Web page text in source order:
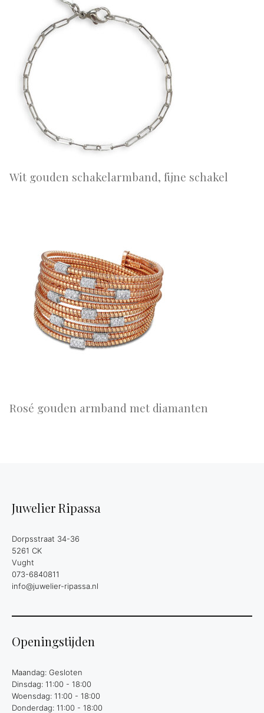
Wit gouden schakelarmband, fijne schakel
Rosé gouden armband met diamanten
Juwelier Ripassa
Dorpsstraat 34-36
5261 CK
Vught
073-6840811
info@juwelier-ripassa.nl
Openingstijden
Maandag: Gesloten
Dinsdag: 11:00 - 18:00
Woensdag: 11:00 - 18:00
Donderdag: 11:00 - 18:00